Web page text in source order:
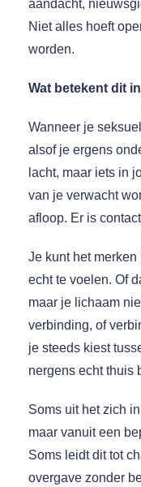
aandacht,
Niet alles hoeft
worden.
Wat betekent dit
Wanneer je
alsof je ergens
lacht, maar iets in
van je verwacht
afloop. Er is
Je kunt het
echt te voelen. Of
maar je lichaam
verbinding, of
je steeds kiest
nergens echt thuis
Soms uit het zich
maar vanuit een
Soms leidt dit tot
overgave zonder